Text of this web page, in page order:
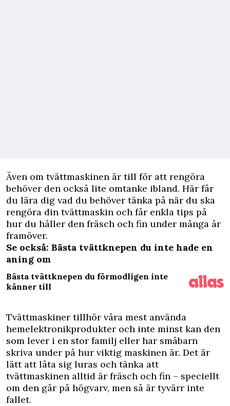
Även om tvättmaskinen är till för att rengöra
behöver den också lite omtanke ibland. Här får
du lära dig vad du behöver tänka på när du ska
rengöra din tvättmaskin och får enkla tips på
hur du håller den fräsch och fin under många år
framöver.
Se också: Bästa tvättknepen du inte hade en
aning om
Bästa tvättknepen du förmodligen inte
känner till
Tvättmaskiner tillhör våra mest använda
hemelektronikprodukter och inte minst kan den
som lever i en stor familj eller har småbarn
skriva under på hur viktig maskinen är. Det är
lätt att låta sig luras och tänka att
tvättmaskinen alltid är fräsch och fin – speciellt
om den går på högvarv, men så är tyvärr inte
fallet.